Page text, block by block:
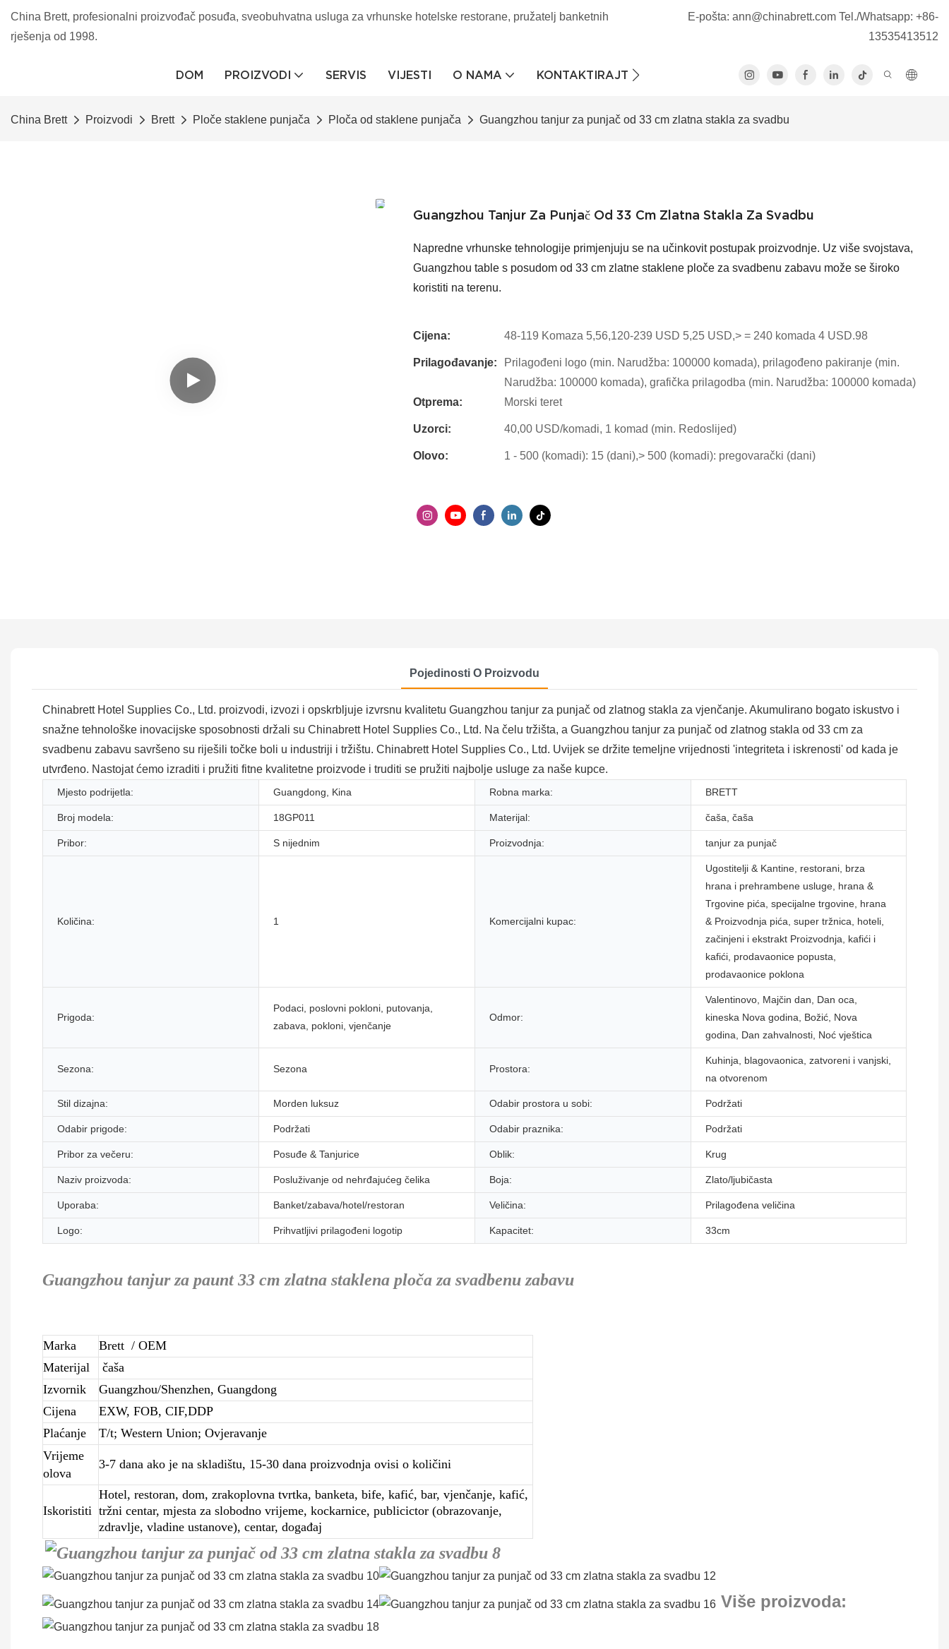
China Brett, profesionalni proizvođač posuđa, sveobuhvatna usluga za vrhunske hotelske restorane, pružatelj banketnih
rješenja od 1998.
E-pošta: ann@chinabrett.com Tel./Whatsapp: +86-
13535413512
DOM PROIZVODI SERVIS VIJESTI O NAMA KONTAKTIRAJTE NAS
China Brett Proizvodi Brett Ploče staklene punjača Ploča od staklene punjača Guangzhou tanjur za punjač od 33 cm zlatna stakla za svadbu
Guangzhou Tanjur Za Punjač Od 33 Cm Zlatna Stakla Za Svadbu
Napredne vrhunske tehnologije primjenjuju se na učinkovit postupak proizvodnje. Uz više svojstava,
Guangzhou table s posudom od 33 cm zlatne staklene ploče za svadbenu zabavu može se široko
koristiti na terenu.
Cijena: 48-119 Komaza 5,56,120-239 USD 5,25 USD,> = 240 komada 4 USD.98
Prilagođavanje:
Prilagođeni logo (min. Narudžba: 100000 komada), prilagođeno pakiranje (min.
Narudžba: 100000 komada), grafička prilagodba (min. Narudžba: 100000 komada)
Otprema:
Morski teret
Uzorci: 40,00 USD/komadi, 1 komad (min. Redoslijed)
Olovo: 1 - 500 (komadi): 15 (dani),> 500 (komadi): pregovarački (dani)
Pojedinosti O Proizvodu
Chinabrett Hotel Supplies Co., Ltd. proizvodi, izvozi i opskrbljuje izvrsnu kvalitetu Guangzhou tanjur za punjač od zlatnog stakla za vjenčanje. Akumulirano bogato iskustvo i
snažne tehnološke inovacijske sposobnosti držali su Chinabrett Hotel Supplies Co., Ltd. Na čelu tržišta, a Guangzhou tanjur za punjač od zlatnog stakla od 33 cm za
svadbenu zabavu savršeno su riješili točke boli u industriji i tržištu. Chinabrett Hotel Supplies Co., Ltd. Uvijek se držite temeljne vrijednosti 'integriteta i iskrenosti' od kada je
utvrđeno. Nastojat ćemo izraditi i pružiti fitne kvalitetne proizvode i truditi se pružiti najbolje usluge za naše kupce.
Mjesto podrijetla: Guangdong, Kina Robna marka: BRETT
Broj modela: 18GP011 Materijal: čaša, čaša
Pribor: S nijednim Proizvodnja: tanjur za punjač
Količina: 1 Komercijalni kupac:
Ugostitelji & Kantine, restorani, brza
hrana i prehrambene usluge, hrana &
Trgovine pića, specijalne trgovine, hrana
& Proizvodnja pića, super tržnica, hoteli,
začinjeni i ekstrakt Proizvodnja, kafići i
kafići, prodavaonice popusta,
prodavaonice poklona
Prigoda:
Podaci, poslovni pokloni, putovanja,
zabava, pokloni, vjenčanje
Odmor:
Valentinovo, Majčin dan, Dan oca,
kineska Nova godina, Božić, Nova
godina, Dan zahvalnosti, Noć vještica
Sezona: Sezona Prostora:
Kuhinja, blagovaonica, zatvoreni i vanjski,
na otvorenom
Stil dizajna: Morden luksuz Odabir prostora u sobi: Podržati
Odabir prigode: Podržati Odabir praznika: Podržati
Pribor za večeru: Posuđe & Tanjurice Oblik: Krug
Naziv proizvoda: Posluživanje od nehrđajućeg čelika Boja: Zlato/ljubičasta
Uporaba: Banket/zabava/hotel/restoran Veličina: Prilagođena veličina
Logo: Prihvatljivi prilagođeni logotip Kapacitet: 33cm
Guangzhou tanjur za paunt 33 cm zlatna staklena ploča za svadbenu zabavu
Marka Brett / OEM
Materijal
čaša
Izvornik
Guangzhou/Shenzhen, Guangdong
Cijena
EXW, FOB, CIF,DDP
Plaćanje
T/t; Western Union; Ovjeravanje
Vrijeme
olova
3-7 dana ako je na skladištu, 15-30 dana proizvodnja ovisi o količini
Iskoristiti
Hotel, restoran, dom, zrakoplovna tvrtka, banketa, bife, kafić, bar, vjenčanje, kafić,
tržni centar, mjesta za slobodno vrijeme, kockarnice, publicictor (obrazovanje,
zdravlje, vladine ustanove), centar, događaj
Više proizvoda: